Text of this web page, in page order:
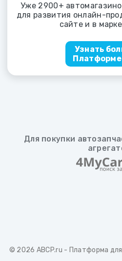
Уже 2900+
для развития онлайн-
сайте и в
Узнать
Платформе
Для покупки
© 2026 ABCP.ru - Платформа